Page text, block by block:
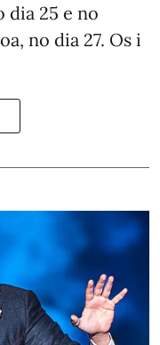
dia 25 e no
no dia 27. Os i